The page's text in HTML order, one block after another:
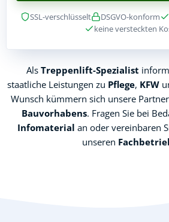
SSL-verschlüsselt DSGVO-konform
keine versteckten
Als Treppenlift-Spezialist
staatliche Leistungen zu Pflege, KFW
Wunsch kümmern sich unsere
Bauvorhabens. Fragen Sie bei
Infomaterial an oder vereinbaren
unseren